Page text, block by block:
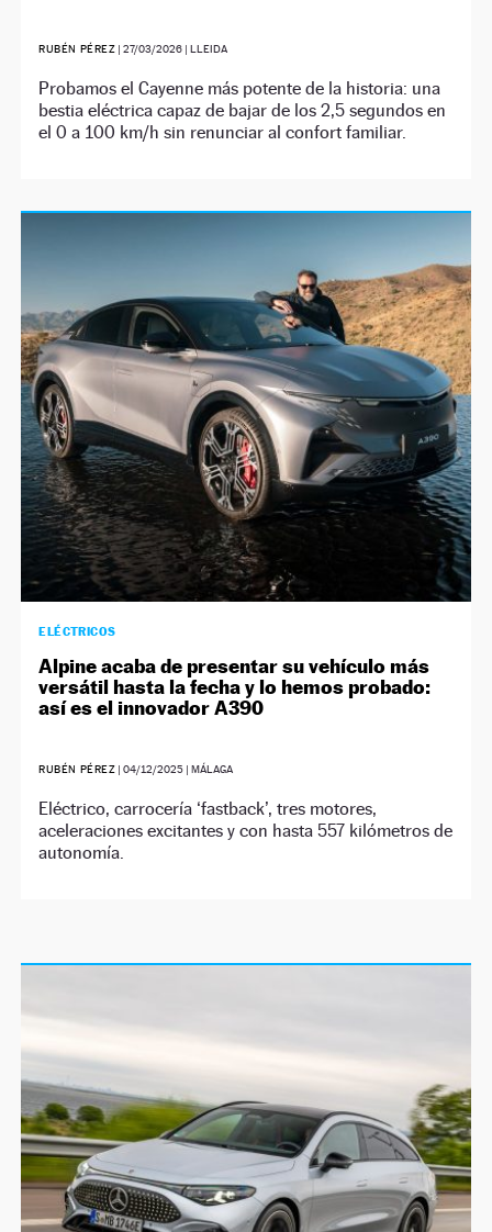
RUBÉN PÉREZ |27/03/2026 | LLEIDA
Probamos el Cayenne más potente de la historia: una
bestia eléctrica capaz de bajar de los 2,5 segundos en
el 0 a 100 km/h sin renunciar al confort familiar.
ELÉCTRICOS
Alpine acaba de presentar su vehículo más
versátil hasta la fecha y lo hemos probado:
así es el innovador A390
RUBÉN PÉREZ |04/12/2025 | MÁLAGA
Eléctrico, carrocería ‘fastback’, tres motores,
aceleraciones excitantes y con hasta 557 kilómetros de
autonomía.